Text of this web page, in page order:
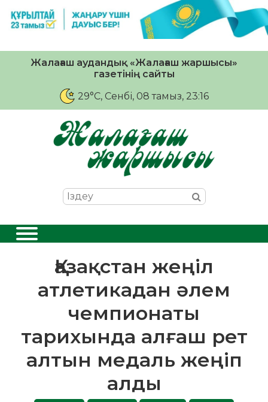
Жалағаш аудандық «Жалағаш жаршысы»
газетінің сайты
29°C, Сенбі, 08 тамыз, 23:16
Қазақстан жеңіл
атлетикадан әлем
чемпионаты
тарихында алғаш рет
алтын медаль жеңіп
алды